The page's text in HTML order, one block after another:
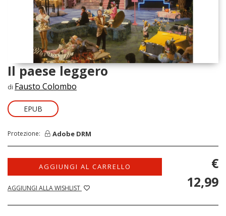
Il paese leggero
di Fausto Colombo
EPUB
Protezione: Adobe DRM
AGGIUNGI AL CARRELLO
AGGIUNGI ALLA WISHLIST
€
12,99